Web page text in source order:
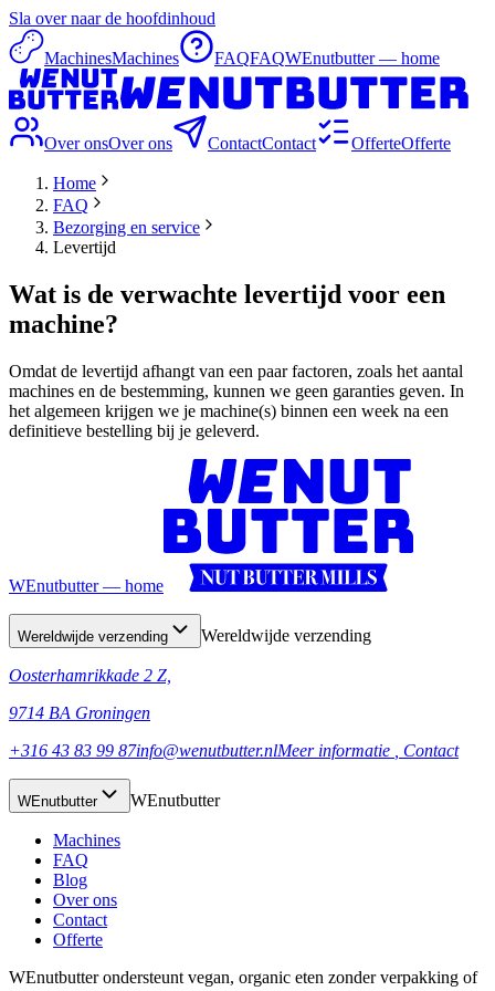
Sla over naar de hoofdinhoud
MachinesMachines FAQFAQWEnutbutter — home
Over onsOver ons ContactContact OfferteOfferte
Home
FAQ
Bezorging en service
Levertijd
Wat is de verwachte levertijd voor een
machine?
Omdat de levertijd afhangt van een paar factoren, zoals het aantal
machines en de bestemming, kunnen we geen garanties geven. In
het algemeen krijgen we je machine(s) binnen een week na een
definitieve bestelling bij je geleverd.
WEnutbutter — home
Wereldwijde verzending Wereldwijde verzending
Oosterhamrikkade 2 Z,
9714 BA Groningen
+316 43 83 99 87info@wenutbutter.nlMeer informatie , Contact
WEnutbutter WEnutbutter
Machines
FAQ
Blog
Over ons
Contact
Offerte
WEnutbutter ondersteunt vegan, organic eten zonder verpakking of